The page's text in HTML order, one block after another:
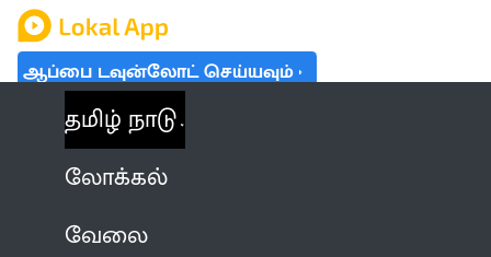
ஆப்பை டவுன்லோட் செய்யவும்
தமிழ் நாடு
லோக்கல்
வேலை